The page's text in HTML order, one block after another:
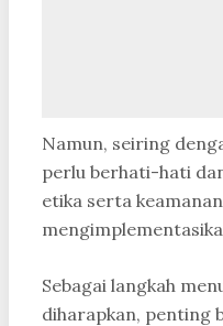
Namun, seiring
perlu berhati-hati
etika serta
Sebagai langkah
diharapkan, penting